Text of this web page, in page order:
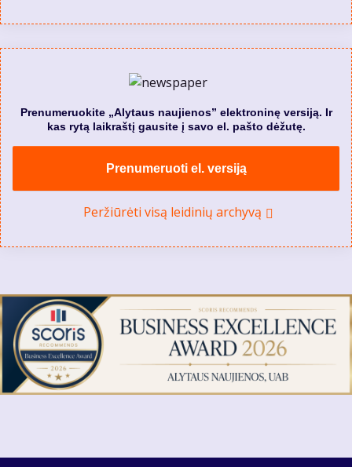
Prenumeruokite „Alytaus naujienos” elektroninę versiją. Ir
kas rytą laikraštį gausite į savo el. pašto dėžutę.
Prenumeruoti el. versiją
Peržiūrėti visą leidinių archyvą